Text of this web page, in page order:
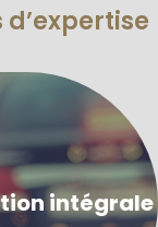
intégrale